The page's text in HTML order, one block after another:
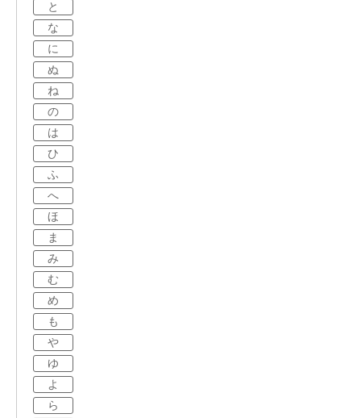
と
な
に
ぬ
ね
の
は
ひ
ふ
へ
ほ
ま
み
む
め
も
や
ゆ
よ
ら